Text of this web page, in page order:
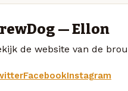
— Ellon
de website van de
FacebookInstagram